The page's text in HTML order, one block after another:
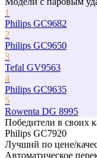
1
Philips GC9682
2
Philips GC9650
3
Tefal GV9563
4
Philips GC9635
5
Rowenta DG 8995
Победители в cвоих
Philips GC7920
Лучший по цене/
Автоматическое